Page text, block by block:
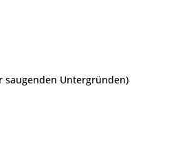
saugenden Untergründen)